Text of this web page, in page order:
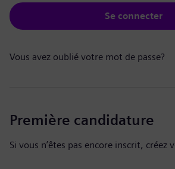
Se connecter
Vous avez oublié votre mot de passe?
Première candidature
Si vous n’êtes pas encore inscrit, créez